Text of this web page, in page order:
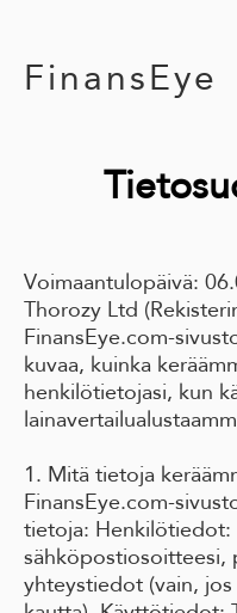
FinansEye
Voimaantulopäivä:
Thorozy Ltd
FinansEye.com-
kuvaa, kuinka
henkilötietojasi, kun
1. Mitä tietoja
FinansEye.com-
tietoja: Henkilötiedot:
sähköpostiosoitteesi,
yhteystiedot (vain,